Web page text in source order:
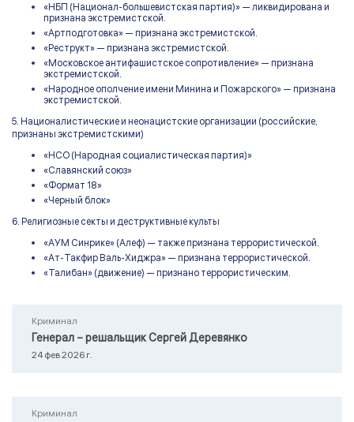
«НБП (Национал-большевистская партия)» — ликвидирована и
признана экстремистской.
«Артподготовка» — признана экстремистской.
«Реструкт» — признана экстремистской.
«Московское антифашистское сопротивление» — признана
экстремистской.
«Народное ополчение имени Минина и Пожарского» — признана
экстремистской.
5. Националистические и неонацистские организации (российские,
признаны экстремистскими)
«НСО (Народная социалистическая партия)»
«Славянский союз»
«Формат 18»
«Черный блок»
6. Религиозные секты и деструктивные культы
«АУМ Синрике» (Алеф) — также признана террористической.
«Ат-Такфир Валь-Хиджра» — признана террористической.
«Талибан» (движение) — признано террористическим.
Криминал
Генерал – решальщик Сергей Деревянко
24 фев 2026 г.
Криминал